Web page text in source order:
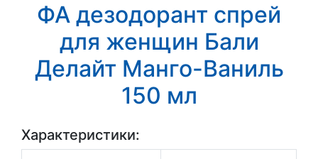
ФА дезодорант спрей
для женщин Бали
Делайт Манго-Ваниль
150 мл
Характеристики: